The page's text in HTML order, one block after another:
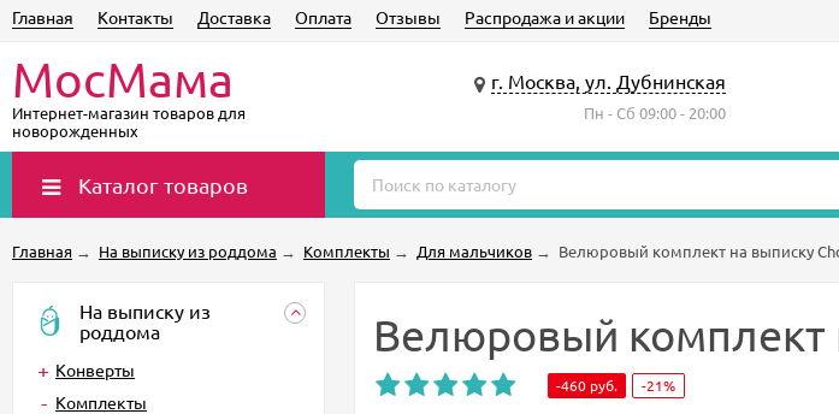
Главная Контакты Доставка Оплата Отзывы Распродажа и акции Бренды
МосМама
Интернет-магазин товаров для
новорожденных
г. Москва, ул. Дубнинская
Пн - Сб 09:00 - 20:00
Каталог товаров
Главная → На выписку из роддома → Комплекты → Для мальчиков → Велюровый комплект на выписку
На выписку из
роддома
Конверты
Комплекты
Велюровый комплект
-460 руб. -21%